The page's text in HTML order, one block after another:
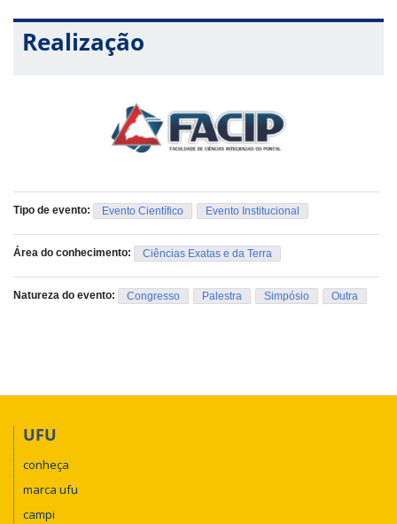
Realização
Tipo de evento: Evento Científico Evento Institucional
Área do conhecimento: Ciências Exatas e da Terra
Natureza do evento: Congresso Palestra Simpósio Outra
UFU
conheça
marca ufu
campi